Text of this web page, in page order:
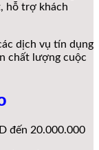
hỗ trợ khách
dịch vụ tín dụng
chất lượng cuộc
đến 20.000.000